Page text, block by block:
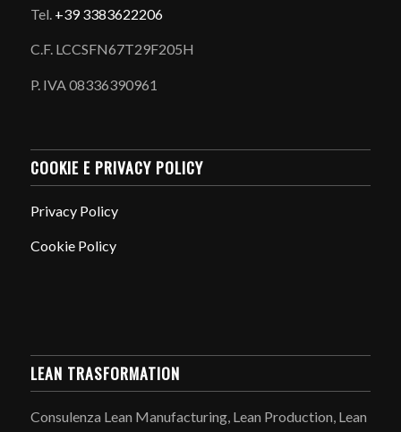
Tel. +39 3383622206
C.F. LCCSFN67T29F205H
P. IVA 08336390961
COOKIE E PRIVACY POLICY
Privacy Policy
Cookie Policy
LEAN TRASFORMATION
Consulenza Lean Manufacturing, Lean Production, Lean